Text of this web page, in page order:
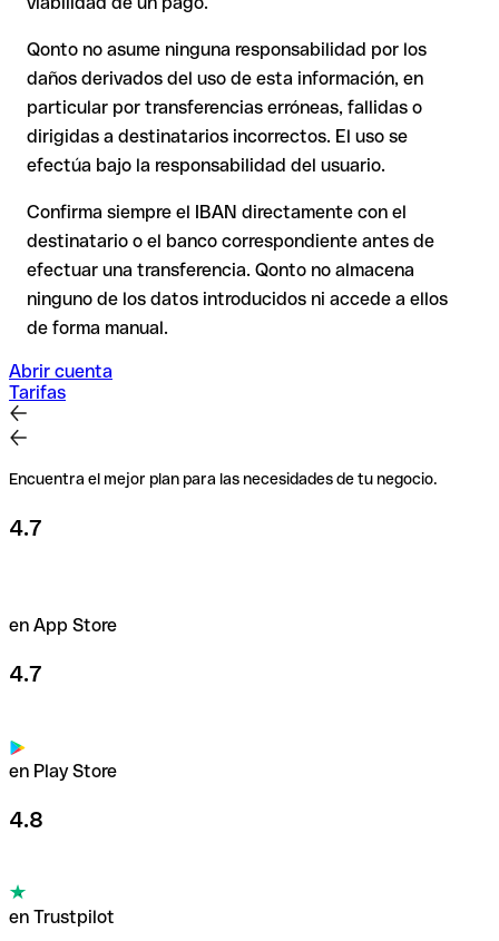
puede verificarla el propio Barclays o mediante una
transferencia de prueba.
En transferencias internacionales fuera del espacio SEPA, la
recuperación es considerablemente más compleja y conlleva
comisiones .
Recomendación: Verifica cada IBAN antes de una
transferencia con nuestro IBAN Checker gratuito y, en caso
de duda, confírmalo directamente con el destinatario. Esta
precaución es especialmente importante con importes
elevados o nuevas relaciones comerciales.
Qonto no asume ninguna responsabilidad por los
daños derivados del uso de esta información, en
particular por transferencias erróneas, fallidas o
dirigidas a destinatarios incorrectos. El uso se
efectúa bajo la responsabilidad del usuario.
Confirma siempre el IBAN directamente con el
destinatario o el banco correspondiente antes de
efectuar una transferencia. Qonto no almacena
ninguno de los datos introducidos ni accede a ellos
de forma manual.
Abrir cuenta
Tarifas
Encuentra el mejor plan para las necesidades de tu negocio.
4.7
en App Store
4.7
en Play Store
4.8
en Trustpilot